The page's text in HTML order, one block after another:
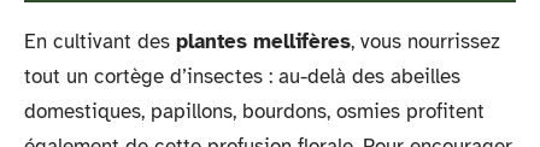
En cultivant des plantes mellifères, vous nourrissez
tout un cortège d’insectes : au-delà des abeilles
domestiques, papillons, bourdons, osmies profitent